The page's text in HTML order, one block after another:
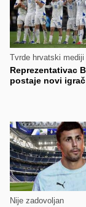
Tvrde hrvatski mediji
Reprezentativac
postaje novi
Nije zadovoljan